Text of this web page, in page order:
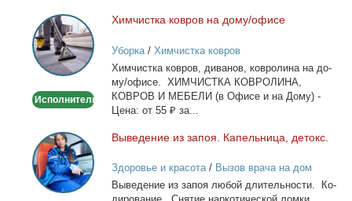
Химчистка
ковров
на
дому/
Исполнитель
Хим­чист­ка ков­ров на до­му/офи­се
Уборка/ Химчистка ковров
Хим­чист­ка ков­ров, ди­ва­нов, ков­ро­ли­на на до­
му/офи­се. ХИМЧИСТКА КОВРОЛИНА,
КОВРОВ И МЕБЕЛИ (в Офи­се и на До­му) -
Це­на: от 55 ₽ за...
Выведение
из
запоя.
Капельница,
Вы­ве­де­ние из за­поя. Ка­пель­ни­ца, де­токс.
Здоровье и красота/ Вызов врача на дом
Вы­ве­де­ние из за­поя лю­бой дли­тель­но­сти. Ко­